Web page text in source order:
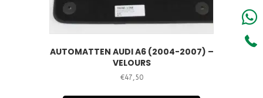
AUTOMATTEN AUDI A6 (2004-2007) –
VELOURS
€47,50